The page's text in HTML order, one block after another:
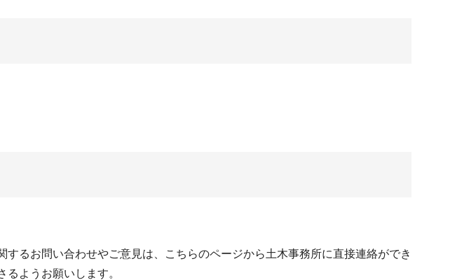
るお問い合わせやご意見は、こちらのページから土木事務所に直接連絡ができ
ようお願いします。